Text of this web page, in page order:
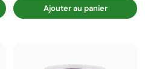
Ajouter au panier